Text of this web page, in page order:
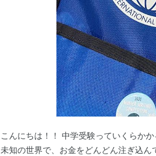
こんにちは！！ 中学受験っていくらか
未知の世界で、お金をどんどん注ぎ込